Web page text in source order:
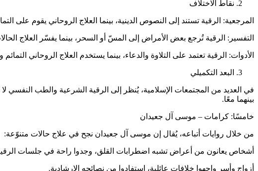
نقاط الاختلاف
المرجعية: الرقية تستند إلى النصوص الدينية، بينما العلاج الروحاني يقوم على
التفسير: الرقية تُرجع بعض الأمراض إلى المسّ أو السحر، بينما يفسّر العلاج
الأدوات: الرقية تعتمد على التلاوة والدعاء، بينما يستخدم العلاج الروحاني
البعد التكميلي
في العديد من المجتمعات الإسلامية، يُنظر إلى الرقية الشرعية والطب النفسي لا
بينهما معًا.
خامسًا: كرامات – موسى آل جعيدان
من خلال روايات أتباعه، يُقال إن موسى آل جعيدان نجح في علاج حالات متنوّعة:
أشخاص يعانون من أعراض تشبه اضطرابات القلق، وجدوا راحة في جلسات
أزواج وأسر واجهوا خلافات عائلية، استفادوا من نصائحه الإرشادية.